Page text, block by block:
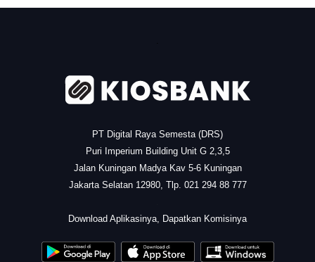
PT Digital Raya Semesta (DRS)
Puri Imperium Building Unit G 2,3,5
Jalan Kuningan Madya Kav 5-6 Kuningan
Jakarta Selatan 12980, Tlp. 021 294 88 777
Download Aplikasinya, Dapatkan Komisinya